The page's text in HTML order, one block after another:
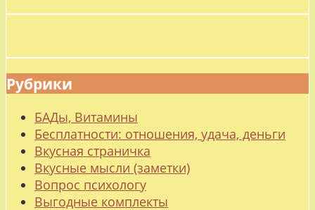
Рубрики
БАДы, Витамины
Бесплатности: отношения, удача, деньги
Вкусная страничка
Вкусные мысли (заметки)
Вопрос психологу
Выгодные комплекты